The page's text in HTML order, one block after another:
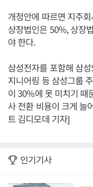
개정안에 따르면 지주
상장법인은 50%, 상장
야 한다.
삼성전자를 포함해 삼
지니어링 등 삼성그룹
이 30%에 못 미치기 때
사 전환 비용이 크게 늘
트 김디모데 기자]
인기기사